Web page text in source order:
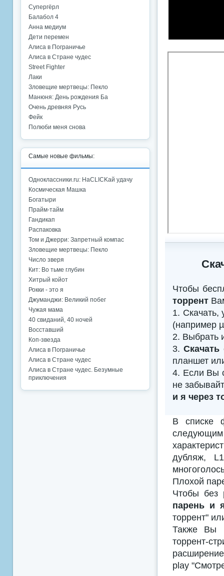
Чтобы
торрент
1. Скачать,
(например
2. Выбрать
3.
планшет
4. Если Вы
не
и я через
В списке
дубляж,
Плохой
Чтобы без
парень и
торрент"
Также Вы
торрент-
play
Супергёрл
Балабол 4
Анна медиум
Дети перемен
Алиса в Пограничье
Алиса в Стране чудес
Street Fighter
Лаки
Зловещие мертвецы: Пекло
Манюня: День рождения Ба
Очень древняя Русь
Фейк
Полюби меня снова
Самые новые фильмы:
Одноклассники.ru: НаCLICKай удачу
Космическая Машка
Богатыри
Прайм-тайм
Гандикап
Распаковка
Том и Джерри: Запретный компас
Зловещие мертвецы: Пекло
Число зверя
Кит: Во тьме глубин
Хитрый койот
Рокки - это я
Джуманджи: Великий побег
Чужая мама
40 свиданий, 40 ночей
Восставший
Коп-звезда
Алиса в Пограничье
Алиса в Стране чудес
Алиса в Стране чудес. Безумные
приключения